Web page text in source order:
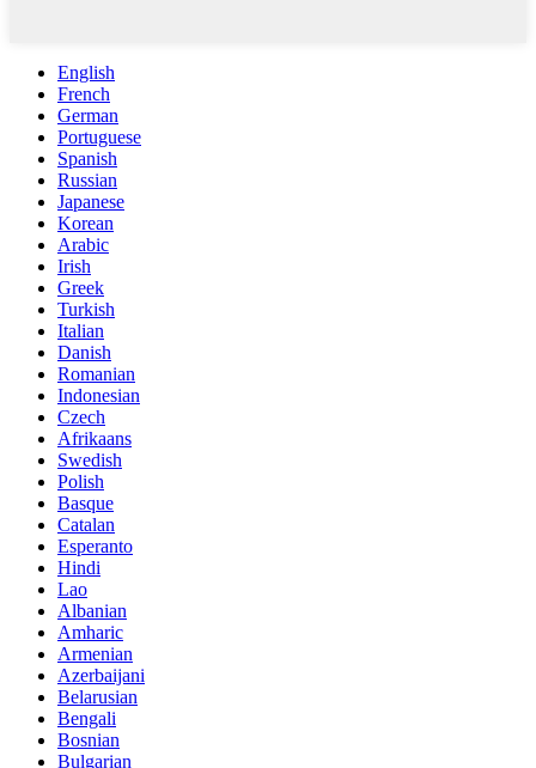
English
French
German
Portuguese
Spanish
Russian
Japanese
Korean
Arabic
Irish
Greek
Turkish
Italian
Danish
Romanian
Indonesian
Czech
Afrikaans
Swedish
Polish
Basque
Catalan
Esperanto
Hindi
Lao
Albanian
Amharic
Armenian
Azerbaijani
Belarusian
Bengali
Bosnian
Bulgarian